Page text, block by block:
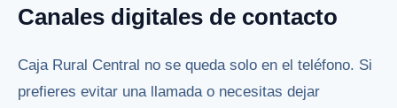
Canales digitales de contacto
Caja Rural Central no se queda solo en el teléfono. Si
prefieres evitar una llamada o necesitas dejar